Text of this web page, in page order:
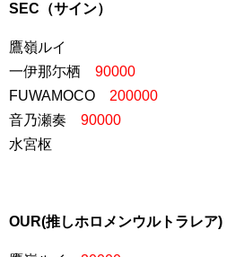
SEC（サイン）
鷹嶺ルイ
一伊那尓栖 90000
FUWAMOCO 200000
音乃瀬奏 90000
水宮枢
OUR(推しホロメンウルトラレア)